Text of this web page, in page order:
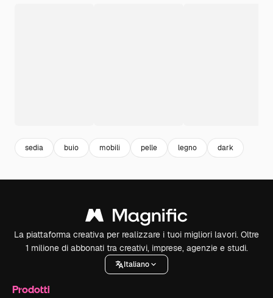
sedia buio mobili pelle legno dark
La piattaforma creativa per realizzare i tuoi migliori lavori. Oltre
1 milione di abbonati tra creativi, imprese, agenzie e studi.
Italiano
Prodotti